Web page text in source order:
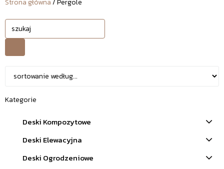
Strona główna/ Pergole
Kategorie
Deski Kompozytowe
Deski Elewacyjna
Deski Ogrodzeniowe